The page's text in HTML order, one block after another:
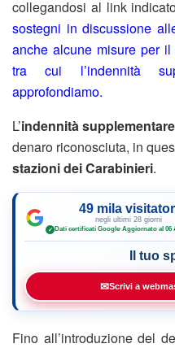
collegandosi al link
sostegni in discussione
anche alcune misure per
tra cui l’indennità
approfondiamo.
L’indennità
denaro riconosciuta, in
stazioni dei Carabinieri.
49 mila
negli ultimi 28 giorni
✓ Dati certificati Google·Aggiornato al 06
Il tuo
✉Scrivi a
Fino all’introduzione del